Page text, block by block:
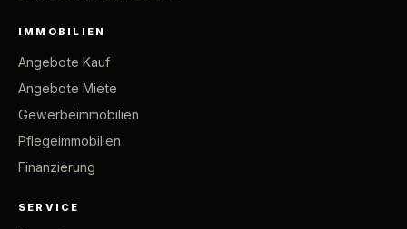
IMMOBILIEN
Angebote Kauf
Angebote Miete
Gewerbeimmobilien
Pflegeimmobilien
Finanzierung
SERVICE